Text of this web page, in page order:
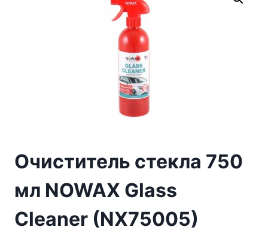
Очиститель стекла 750
мл NOWAX Glass
Cleaner (NX75005)